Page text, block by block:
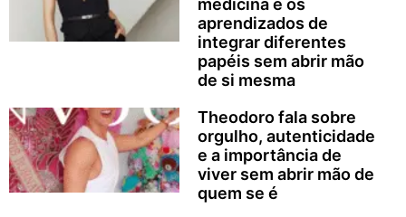
medicina e os
aprendizados de
integrar diferentes
papéis sem abrir mão
de si mesma
Theodoro fala sobre
orgulho, autenticidade
e a importância de
viver sem abrir mão de
quem se é